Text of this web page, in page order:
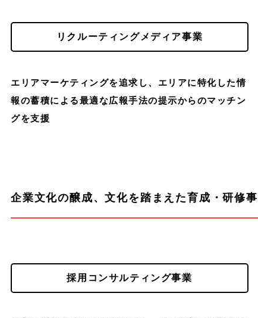
リクルーティングメディア事業
エリアマーケティングを追求し、エリアに特化した情
報の蓄積による最適な広報手法の提示からのマッチン
グを支援
企業文化の醸成、文化を踏まえた育成・研修
採用コンサルティング事業